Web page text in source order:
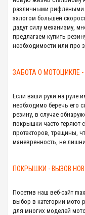
различными рифлеными
залогом большей
дадут силу механизму,
предлагаем купить
необходимости или про
ЗАБОТА О МОТОЦИКЛЕ
Если ваши руки на руле
необходимо беречь его
резину, в случае
покрышки часто теряют
протекторов, трещины,
маневренность, не
ПОКРЫШКИ - ВЫЗОВ
Посетив наш веб-сайт
выбор в категории мото
для многих моделей